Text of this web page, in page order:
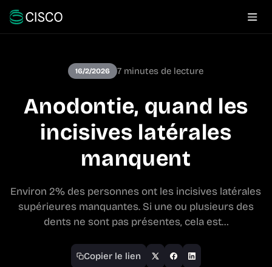
16/2/2026 7 minutes de lecture
Anodontie, quand les
incisives latérales
manquent
Environ 2% des personnes ont les incisives latérales
supérieures manquantes. Si une ou plusieurs des
dents ne sont pas présentes, cela est…
Copier le lien